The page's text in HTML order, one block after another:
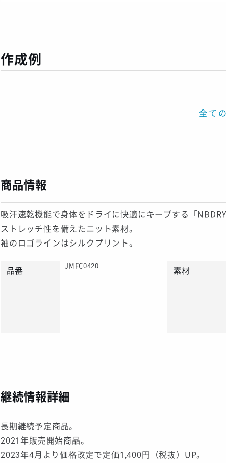
作成例
全て
商品情報
吸汗速乾機能で身体をドライに快適にキープする「NBDRY
ストレッチ性を備えたニット素材。
袖のロゴラインはシルクプリント。
品番
JMFC0420
素材
継続情報詳細
長期継続予定商品。
2021年販売開始商品。
2023年4月より価格改定で定価1,400円（税抜）UP。